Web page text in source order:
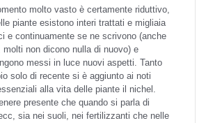
molto vasto è certamente riduttivo,
piante esistono interi trattati e migliaia
e continuamente se ne scrivono (anche
non dicono nulla di nuovo) e
messi in luce nuovi aspetti. Tanto
solo di recente si è aggiunto ai noti
alla vita delle piante il nichel.
presente che quando si parla di
sia nei suoli, nei fertilizzanti che nelle